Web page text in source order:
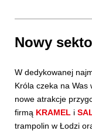
Nowy
W dedykowanej
Króla czeka na Was
nowe atrakcje
firmą KRAMEL i
trampolin w Łodzi